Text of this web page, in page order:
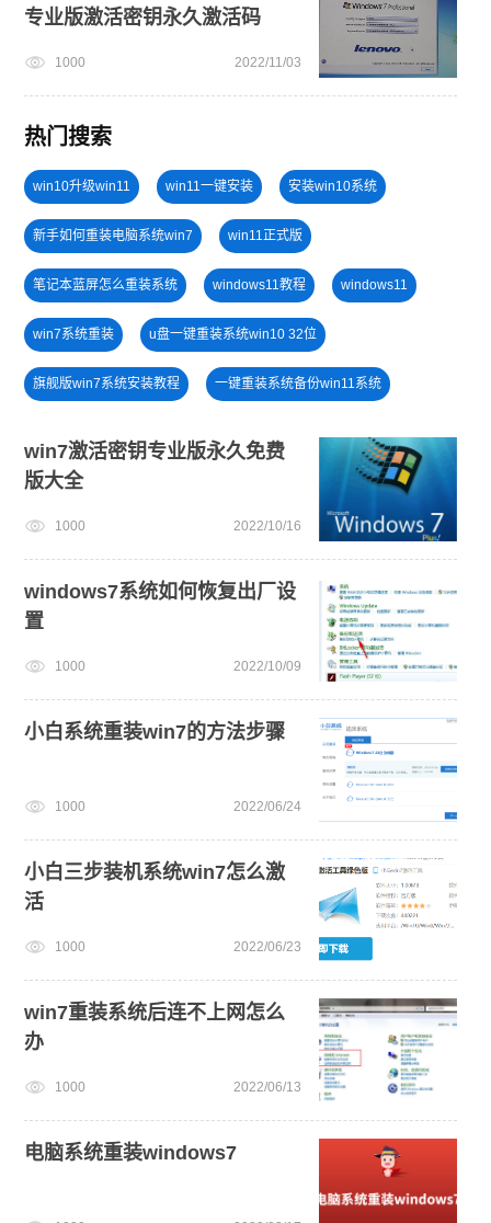
专业版激活密钥永久激活码
1000 2022/11/03
热门搜索
win10升级win11 win11一键安装 安装win10系统
新手如何重装电脑系统win7 win11正式版
笔记本蓝屏怎么重装系统 windows11教程 windows11
win7系统重装 u盘一键重装系统win10 32位
旗舰版win7系统安装教程 一键重装系统备份win11系统
电脑死机卡顿
win11绕过硬件限制安装 免费升级win10
电脑开不了机怎么重装系统
win7激活密钥专业版永久免费
版大全
1000 2022/10/16
windows7系统如何恢复出厂设
置
1000 2022/10/09
小白系统重装win7的方法步骤
1000 2022/06/24
小白三步装机系统win7怎么激
活
1000 2022/06/23
win7重装系统后连不上网怎么
办
1000 2022/06/13
电脑系统重装windows7